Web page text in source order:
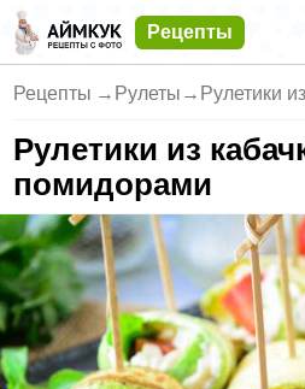
Рецепты
Рецепты → Рулеты → Рулетики
Рулетики из
помидорами